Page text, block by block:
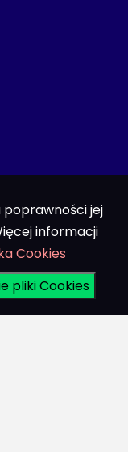
jej
informacji
Cookies
pliki Cookies